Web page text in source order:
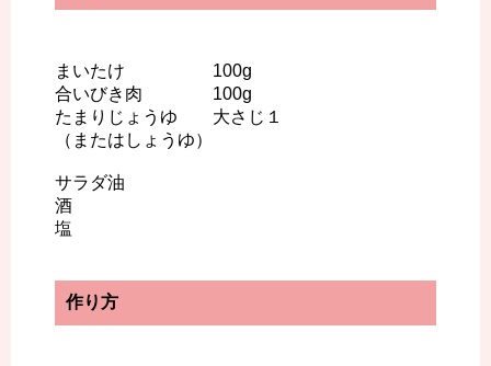
まいたけ 100g
合いびき肉 100g
たまりじょうゆ 大さじ１
（またはしょうゆ）
サラダ油
酒
塩
作り方